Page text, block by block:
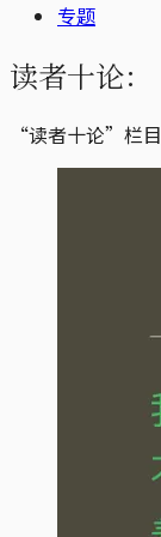
专题
读者十论
“读者十论”栏